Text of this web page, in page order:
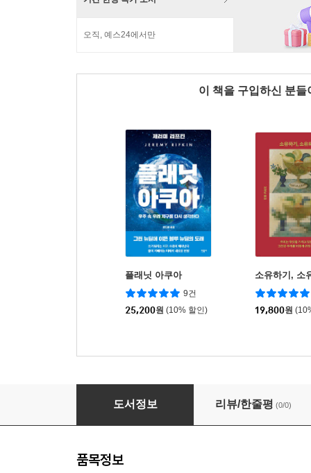
오직, 예스24에서만
이 책을 구입하신 분
플래닛 아쿠아
9건
25,200원 (10% 할인)
소유하기, 소
19,800원
탄소버블
도서정보 리뷰/한줄평 (0/0)
품목정보